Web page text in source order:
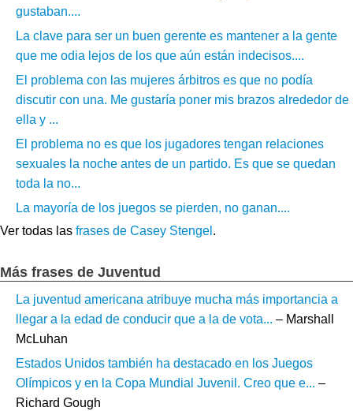
gustaban....
La clave para ser un buen gerente es mantener a la gente
que me odia lejos de los que aún están indecisos....
El problema con las mujeres árbitros es que no podía
discutir con una. Me gustaría poner mis brazos alrededor de
ella y ...
El problema no es que los jugadores tengan relaciones
sexuales la noche antes de un partido. Es que se quedan
toda la no...
La mayoría de los juegos se pierden, no ganan....
Ver todas las frases de Casey Stengel .
Más frases de Juventud
La juventud americana atribuye mucha más importancia a
llegar a la edad de conducir que a la de vota... – Marshall
McLuhan
Estados Unidos también ha destacado en los Juegos
Olímpicos y en la Copa Mundial Juvenil. Creo que e... –
Richard Gough